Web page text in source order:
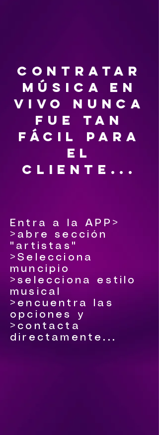
contratar
música en
vivo nunca
fue tan
fácil para
el
cliente...
Entra a la APP>
>abre sección
"artistas"
>Selecciona
muncipio
>selecciona estilo
musical
>encuentra las
opciones y
>contacta
directamente...